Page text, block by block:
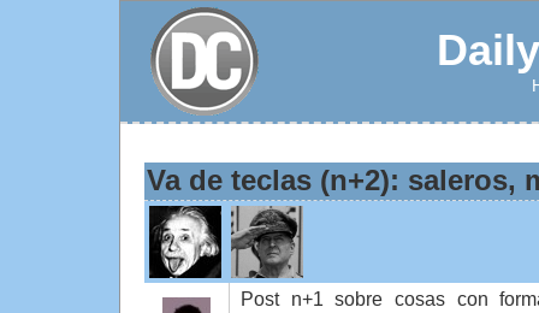
Va de teclas (n+2): saleros,
Post n+1 sobre cosas con